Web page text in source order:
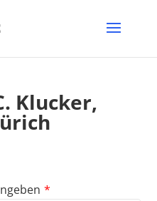
Klucker,
*